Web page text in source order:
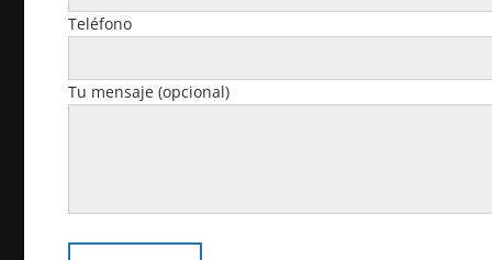
Cuenta
Contraseña perdida
Teléfono
Tu mensaje (opcional)